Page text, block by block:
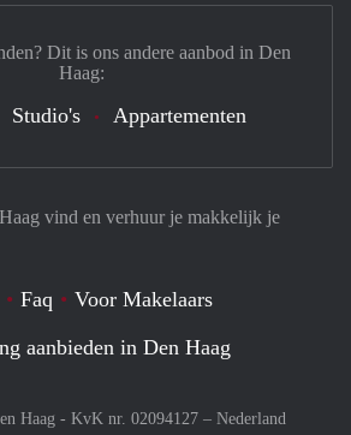
vind en verhuur je makkelijk je
Faq
Voor Makelaars
aanbieden in Den Haag
Haag - KvK nr. 02094127 – Nederland
Dit is ons andere aanbod in Den
Haag:
Studio's Appartementen